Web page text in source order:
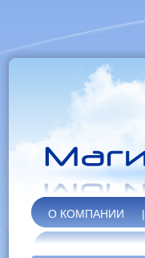
О КОМПАНИИ |